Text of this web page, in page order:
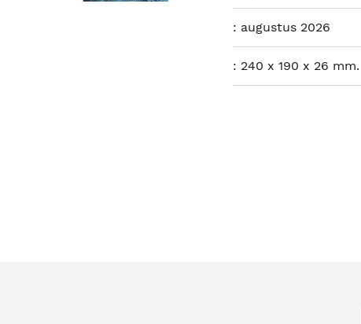
: augustus 2026
: 240 x 190 x 26 mm.